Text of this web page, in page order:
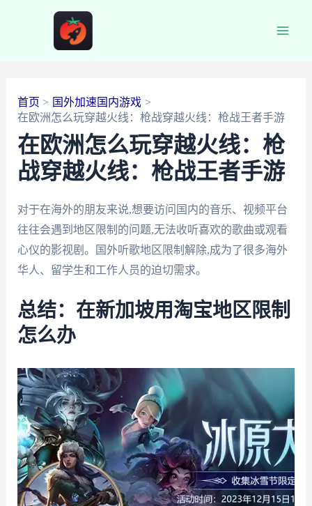
首页
国外加速国内游戏
在欧洲怎么玩穿越火线：枪战穿越火线：枪战王者手游
在欧洲怎么玩穿越火线：枪
战穿越火线：枪战王者手游
对于在海外的朋友来说,想要访问国内的音乐、视频平台
往往会遇到地区限制的问题,无法收听喜欢的歌曲或观看
心仪的影视剧。国外听歌地区限制解除,成为了很多海外
华人、留学生和工作人员的迫切需求。
总结：在新加坡用淘宝地区限制
怎么办